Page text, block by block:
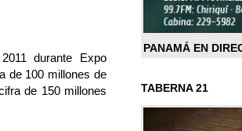
durante Expo
de 100 millones de
de 150 millones
PANAMÁ EN
TABERNA 21